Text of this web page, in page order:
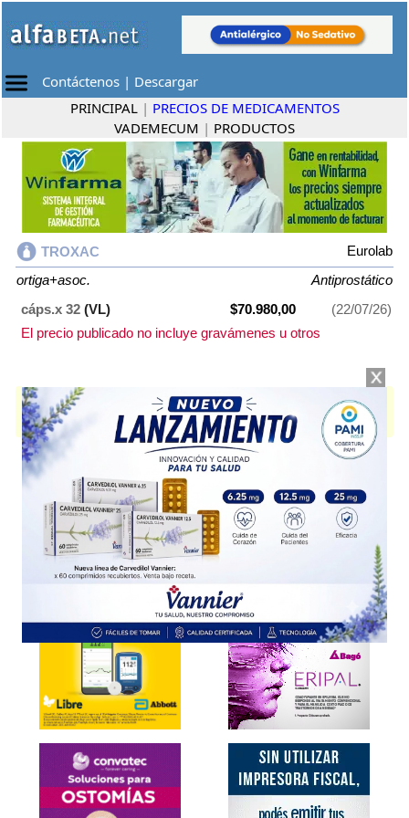
Contáctenos | Descargar
PRINCIPAL | PRECIOS DE MEDICAMENTOS
VADEMECUM | PRODUCTOS
TROXAC
Eurolab
ortiga+asoc.
Antiprostático
cáps.x 32 (VL) $70.980,00
(22/07/26)
El precio publicado no incluye gravámenes u otros
TROXACcontiene ortiga+asoc.y se indica como Antiprostático. Es
producido por
Eurolaby cuenta con 1 presentación disponible.
Explorar más
Otros productos conortiga+asoc.
Otros productos deEurolab